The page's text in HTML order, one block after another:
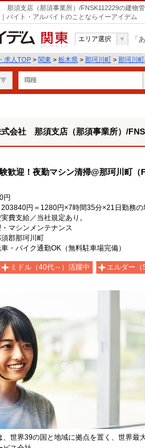
那須支店（那須事業所）/FNSK112229の建物
バイト・アルバイトのことならイーアイデム
関東
エリア選択 「
求人TOP > 関東 > 栃木県 > 那珂川町 > 那珂川
職種
式会社 那須支店（那須事業所）/
歓迎！夜勤マシン清掃@那珂川町（
円
203840円＝1280円×7時間35分×21日勤務
費支給／当社規定あり。
マシンメンテナンス
郡那珂川町
・バイク通勤OK（無料駐車場完備）
ミドル（40代～）活躍中 エルダー（
、世界39の国と地域に拠点を置く、世界最